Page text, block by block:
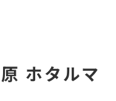
ホタルマ